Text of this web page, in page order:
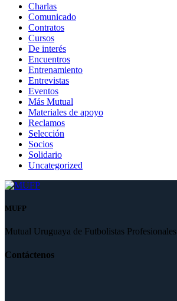
Charlas
Comunicado
Contratos
Cursos
De interés
Encuentros
Entrenamiento
Entrevistas
Eventos
Más Mutual
Materiales de apoyo
Reclamos
Selección
Socios
Solidario
Uncategorized
MUFP
Mutual Uruguaya de Futbolistas Profesionales
Contáctenos